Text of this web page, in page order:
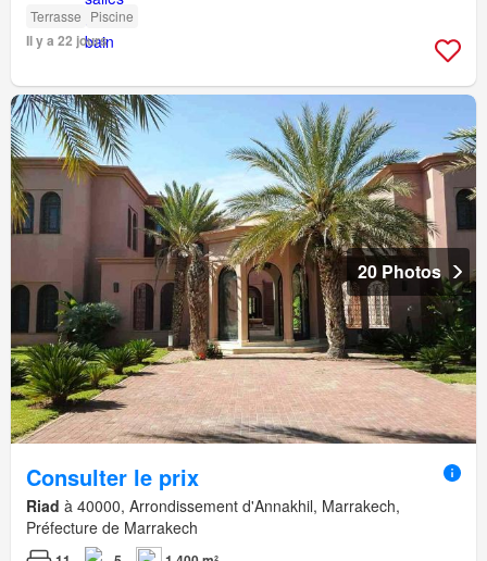
Terrasse Piscine
Il y a 22 jours
20 Photos
Consulter le prix
Riad à 40000, Arrondissement d'Annakhil, Marrakech,
Préfecture de Marrakech